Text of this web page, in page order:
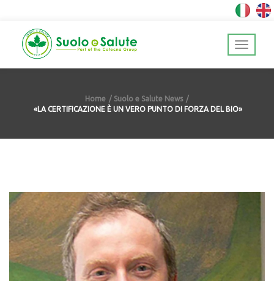
Home
Suolo e Salute News
«LA CERTIFICAZIONE È UN VERO PUNTO DI FORZA DEL BIO»